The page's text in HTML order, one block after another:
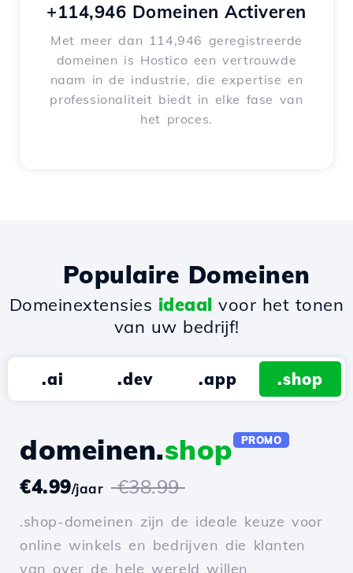
+114,946 Domeinen Activeren
Met meer dan 114,946 geregistreerde
domeinen is Hostico een vertrouwde
naam in de industrie, die expertise en
professionaliteit biedt in elke fase van
het proces.
Populaire Domeinen
Domeinextensies ideaal voor het tonen
van uw bedrijf!
.ai .dev .app .shop
domeinen.shop PROMO
€4.99/jaar €38.99
.shop-domeinen zijn de ideale keuze voor
online winkels en bedrijven die klanten
van over de hele wereld willen